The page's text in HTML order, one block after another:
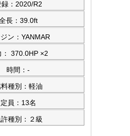
録：2020/R2
長：39.0ft
ン：YANMAR
： 370.0HP ×2
時間：-
種別：軽油
定員：13名
種別：２級